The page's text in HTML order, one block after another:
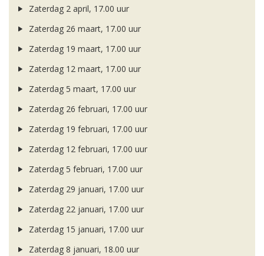
Zaterdag 2 april, 17.00 uur
Zaterdag 26 maart, 17.00 uur
Zaterdag 19 maart, 17.00 uur
Zaterdag 12 maart, 17.00 uur
Zaterdag 5 maart, 17.00 uur
Zaterdag 26 februari, 17.00 uur
Zaterdag 19 februari, 17.00 uur
Zaterdag 12 februari, 17.00 uur
Zaterdag 5 februari, 17.00 uur
Zaterdag 29 januari, 17.00 uur
Zaterdag 22 januari, 17.00 uur
Zaterdag 15 januari, 17.00 uur
Zaterdag 8 januari, 18.00 uur